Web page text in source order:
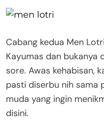
Cabang kedua Men
Kayumas dan bukanya
sore. Awas kehabisan,
pasti diserbu nih sama
muda yang ingin
disini.